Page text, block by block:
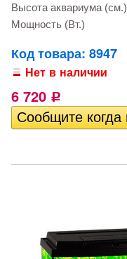
Высота аквариума (см.)
Мощность (Вт.)
Код товара: 8947
Нет в наличии
6 720 Р